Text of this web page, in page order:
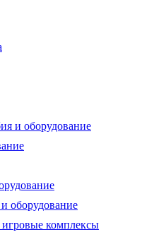
и оборудование
оборудование
комплексы